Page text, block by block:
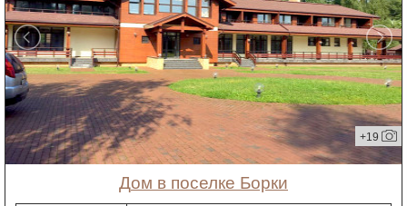
+19
дом в поселке Борки